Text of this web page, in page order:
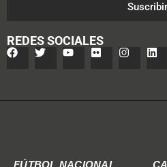
REDES SOCIALES
FÚTBOL NACIONAL